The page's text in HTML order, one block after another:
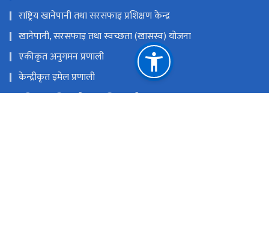
राष्ट्रिय खानेपानी तथा सरसफाइ प्रशिक्षण केन्द्र
खानेपानी, सरसफाइ तथा स्वच्छता (खासस्व) योजना
एकीकृत अनुगमन प्रणाली
केन्द्रीकृत इमेल प्रणाली
राष्ट्रिय प्राकृतिक स्रोत तथा वित्त आयोग